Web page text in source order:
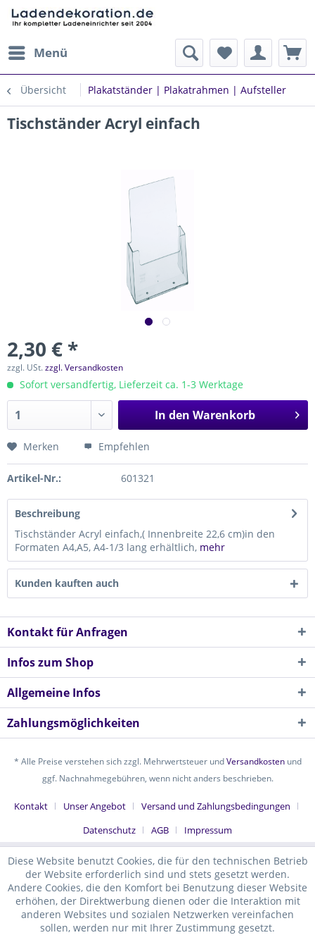
Menü
Übersicht Plakatständer | Plakatrahmen | Aufsteller
Tischständer Acryl einfach
2,30 € *
zzgl. USt.zzgl. Versandkosten
Sofort versandfertig, Lieferzeit ca. 1-3 Werktage
In den Warenkorb
Merken Empfehlen
Artikel-Nr.: 601321
Beschreibung
Tischständer Acryl einfach,( Innenbreite 22,6 cm)in den
Formaten A4,A5, A4-1/3 lang erhältlich, mehr
Kunden kauften auch
Kontakt für Anfragen
Infos zum Shop
Allgemeine Infos
Zahlungsmöglichkeiten
* Alle Preise verstehen sich zzgl. Mehrwertsteuer undVersandkostenund
ggf. Nachnahmegebühren, wenn nicht anders beschrieben.
Kontakt Unser Angebot
Versand und Zahlungsbedingungen
Datenschutz
AGB Impressum
Diese Website benutzt Cookies, die für den technischen Betrieb
der Website erforderlich sind und stets gesetzt werden.
Andere Cookies, die den Komfort bei Benutzung dieser Website
erhöhen, der Direktwerbung dienen oder die Interaktion mit
anderen Websites und sozialen Netzwerken vereinfachen
sollen, werden nur mit Ihrer Zustimmung gesetzt.